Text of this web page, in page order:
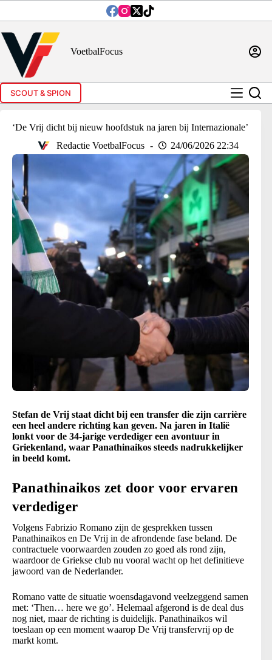
inhoud
VoetbalFocus
SCOUT & SPION
‘De Vrij dicht bij nieuw hoofdstuk na jaren bij Internazionale’
Redactie VoetbalFocus
24/06/2026 22:34
Stefan de Vrij staat dicht bij een transfer die zijn carrière
een heel andere richting kan geven. Na jaren in Italië
lonkt voor de 34-jarige verdediger een avontuur in
Griekenland, waar Panathinaikos steeds nadrukkelijker
in beeld komt.
Panathinaikos zet door voor ervaren
verdediger
Volgens Fabrizio Romano zijn de gesprekken tussen
Panathinaikos en De Vrij in de afrondende fase beland. De
contractuele voorwaarden zouden zo goed als rond zijn,
waardoor de Griekse club nu vooral wacht op het definitieve
jawoord van de Nederlander.
Romano vatte de situatie woensdagavond veelzeggend samen
met: ‘Then… here we go’. Helemaal afgerond is de deal dus
nog niet, maar de richting is duidelijk. Panathinaikos wil
toeslaan op een moment waarop De Vrij transfervrij op de
markt komt.